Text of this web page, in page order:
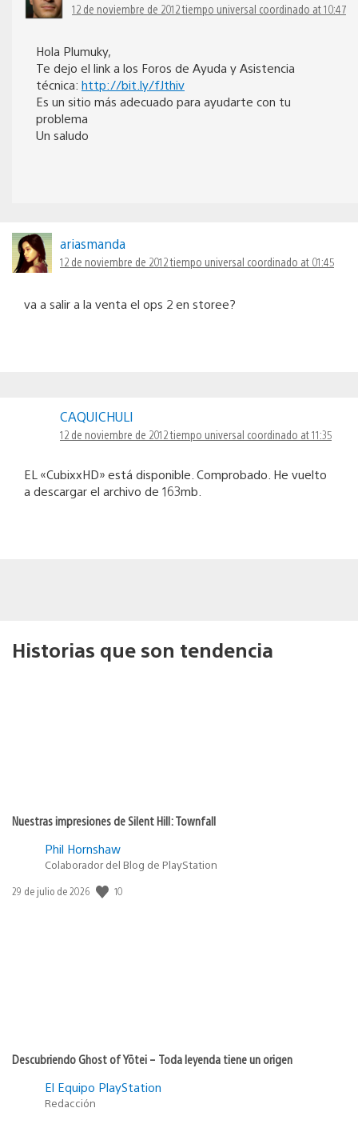
12 de noviembre de 2012 tiempo universal coordinado at 10:47
Hola Plumuky,
Te dejo el link a los Foros de Ayuda y Asistencia
técnica: http://bit.ly/fJthiv
Es un sitio más adecuado para ayudarte con tu
problema
Un saludo
ariasmanda
12 de noviembre de 2012 tiempo universal coordinado at 01:45
va a salir a la venta el ops 2 en storee?
CAQUICHULI
12 de noviembre de 2012 tiempo universal coordinado at 11:35
EL «CubixxHD» está disponible. Comprobado. He vuelto
a descargar el archivo de 163mb.
Historias que son tendencia
Nuestras impresiones de Silent Hill: Townfall
Phil Hornshaw
Colaborador del Blog de PlayStation
Fecha
29 de julio de 2026 10
Descubriendo Ghost of Yōtei – Toda leyenda tiene un origen
El Equipo PlayStation
Redacción